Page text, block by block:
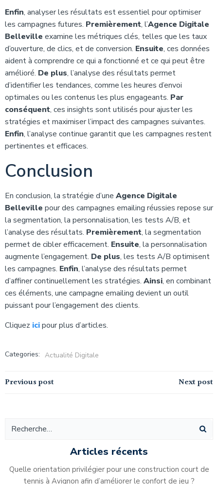
Enfin, analyser les résultats est essentiel pour optimiser
les campagnes futures. Premièrement, l’Agence Digitale
Belleville examine les métriques clés, telles que les taux
d’ouverture, de clics, et de conversion. Ensuite, ces données
aident à comprendre ce qui a fonctionné et ce qui peut être
amélioré. De plus, l’analyse des résultats permet
d’identifier les tendances, comme les heures d’envoi
optimales ou les contenus les plus engageants. Par
conséquent, ces insights sont utilisés pour ajuster les
stratégies et maximiser l’impact des campagnes suivantes.
Enfin, l’analyse continue garantit que les campagnes restent
pertinentes et efficaces.
Conclusion
En conclusion, la stratégie d’une Agence Digitale
Belleville pour des campagnes emailing réussies repose sur
la segmentation, la personnalisation, les tests A/B, et
l’analyse des résultats. Premièrement, la segmentation
permet de cibler efficacement. Ensuite, la personnalisation
augmente l’engagement. De plus, les tests A/B optimisent
les campagnes. Enfin, l’analyse des résultats permet
d’affiner continuellement les stratégies. Ainsi, en combinant
ces éléments, une campagne emailing devient un outil
puissant pour l’engagement des clients.
Cliquez icipour plus d’articles.
Categories: Actualité Digitale
Navigation
l’article
Previous post Navigation
Next post
Articles récents
Quelle orientation privilégier pour une construction court de
tennis à Avignon afin d’améliorer le confort de jeu ?